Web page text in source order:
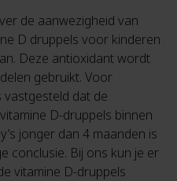
de aanwezigheid van
D druppels voor kinderen
Deze antioxidant wordt
gebruikt. Voor
vastgesteld dat de
D-druppels binnen
jonger dan 4 maanden is
conclusie. Bij ons kun je er
vitamine D-druppels